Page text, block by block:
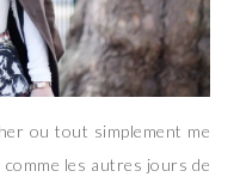
ou tout simplement me
comme les autres jours de